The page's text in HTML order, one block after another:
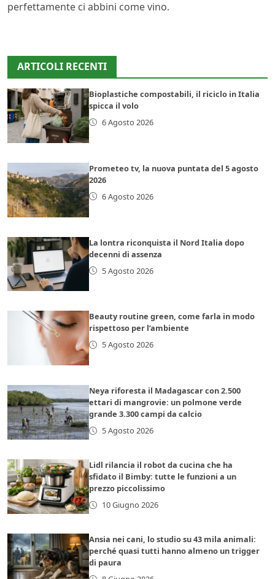
perfettamente ci abbini come vino.
ARTICOLI RECENTI
Bioplastiche compostabili, il riciclo in Italia
spicca il volo
6 Agosto 2026
Prometeo tv, la nuova puntata del 5 agosto
2026
6 Agosto 2026
La lontra riconquista il Nord Italia dopo
decenni di assenza
5 Agosto 2026
Beauty routine green, come farla in modo
rispettoso per l’ambiente
5 Agosto 2026
Neya riforesta il Madagascar con 2.500
ettari di mangrovie: un polmone verde
grande 3.300 campi da calcio
5 Agosto 2026
Lidl rilancia il robot da cucina che ha
sfidato il Bimby: tutte le funzioni a un
prezzo piccolissimo
10 Giugno 2026
Ansia nei cani, lo studio su 43 mila animali:
perché quasi tutti hanno almeno un trigger
di paura